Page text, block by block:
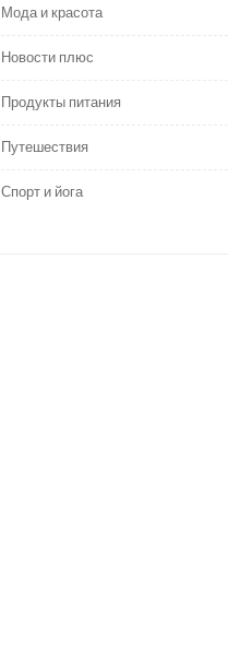
Мода и красота
Новости плюс
Продукты питания
Путешествия
Спорт и йога